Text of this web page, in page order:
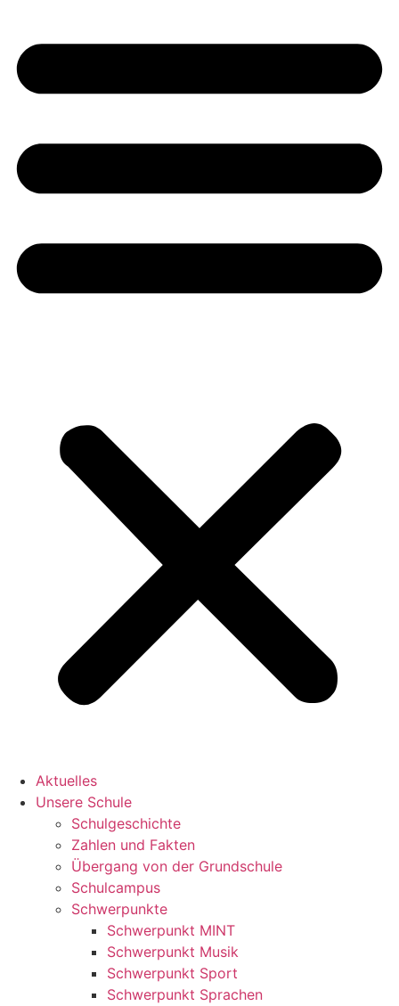
Aktuelles
Unsere Schule
Schulgeschichte
Zahlen und Fakten
Übergang von der Grundschule
Schulcampus
Schwerpunkte
Schwerpunkt MINT
Schwerpunkt Musik
Schwerpunkt Sport
Schwerpunkt Sprachen